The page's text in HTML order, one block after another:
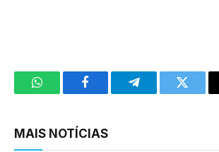
WhatsAppFacebookTelegramTwitter
MAIS NOTÍCIAS